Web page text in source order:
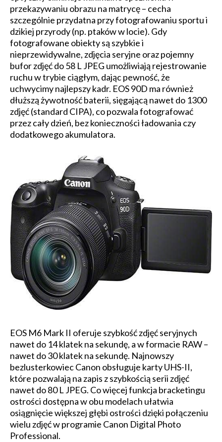
przekazywaniu obrazu na matrycę – cecha
szczególnie przydatna przy fotografowaniu sportu i
dzikiej przyrody (np. ptaków w locie). Gdy
fotografowane obiekty są szybkie i
nieprzewidywalne, zdjęcia seryjne oraz pojemny
bufor zdjęć do 58 L JPEG umożliwiają rejestrowanie
ruchu w trybie ciągłym, dając pewność, że
uchwycimy najlepszy kadr. EOS 90D ma również
dłuższą żywotność baterii, sięgającą nawet do 1300
zdjęć (standard CIPA), co pozwala fotografować
przez cały dzień, bez konieczności ładowania czy
dodatkowego akumulatora.
EOS M6 Mark II oferuje szybkość zdjęć seryjnych
nawet do 14 klatek na sekundę, a w formacie RAW –
nawet do 30 klatek na sekundę. Najnowszy
bezlusterkowiec Canon obsługuje karty UHS-II,
które pozwalają na zapis z szybkością serii zdjęć
nawet do 80 L JPEG. Co więcej funkcja bracketingu
ostrości dostępna w obu modelach ułatwia
osiągnięcie większej głębi ostrości dzięki połączeniu
wielu zdjęć w programie Canon Digital Photo
Professional.